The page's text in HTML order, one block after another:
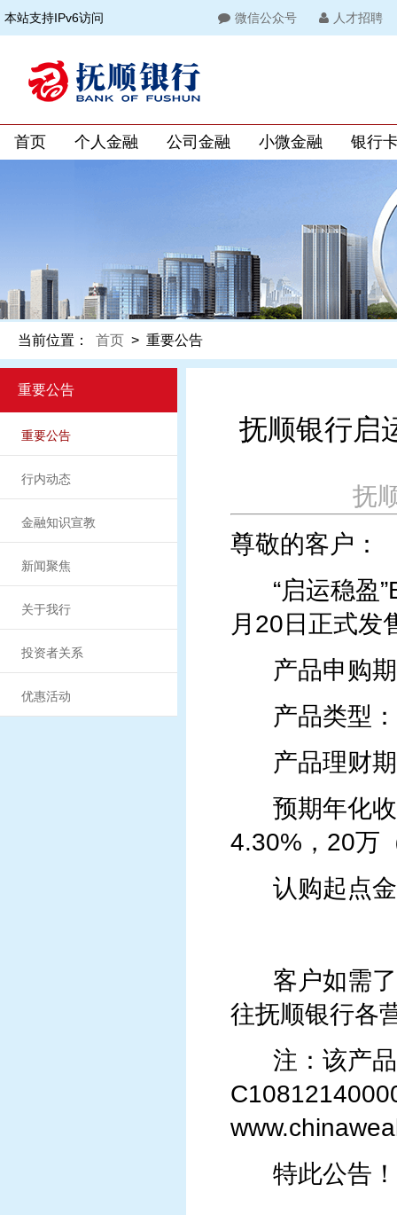
本站支持IPv6访问 微信公众号 人才招聘
首页 个人金融 公司金融 小微金融 银行
当前位置： 首页 > 重要公告
重要公告
重要公告
行内动态
金融知识宣教
新闻聚焦
关于我行
投资者关系
优惠活动
抚顺银行启
抚
尊敬的客户：
“启运稳盈
月20日正式发
产品申购期
产品类型：
产品理财期
预期年化收
4.30%，20万
认购起点金
客户如需了
往抚顺银行各
注：该产品
特此公告！